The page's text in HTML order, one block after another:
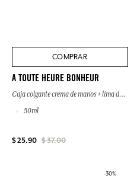
COMPRAR
A TOUTE HEURE BONHEUR
Caja colgante crema de manos + lima de uñas
50ml
$ 25.90 $ 37.00
-30%